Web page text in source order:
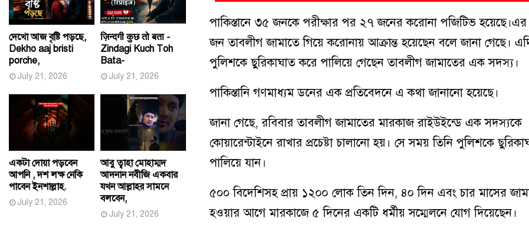
পাকিস্তানে ৩৫ জনকে পরীক্ষার পর ২৭ জনের করোনা পজিটিভ
জন তাবলীগ জামাতে গিয়ে করোনায় আক্রান্ত হয়েছেন বলে জানা গেছে।
পুলিশকে ছুরিকাঘাত করে পালিয়ে গেছেন তাবলীগ জামাতের এক সদস্য।
পাকিস্তানি গণমাধ্যম ডনের এক প্রতিবেদনে এ কথা জানানো হয়েছে।
জানা গেছে,রবিবার তাবলীগ জামাতের মারকাজ রাইউইন্ডে এক সদস্যকে
কোয়ারেন্টাইনে রাখার প্রচেষ্টা চালানো হয়। সে সময় তিনি পুলিশকে
পালিয়ে যান।
৫০০ বিদেশিসহ প্রায় ১২০০ লোক তিন দিন, ৪০ দিন এবং চার মাসের
হওয়ার আগে মারকাজে ৫ দিনের একটি ধর্মীয় সম্মেলনে যোগ দিয়েছেন।
দেখো আজ বৃষ্টি পড়ছে,
Dekho aaj bristi
porche,
July 21, 2026
ज़िन्दगी कुछ तो बता -
Zindagi Kuch Toh
Bata-
July 21, 2026
একটা দোয়া পড়বেন
আপনি , দশ লক্ষ নেকি
পাবেন ইনশাল্লাহ.
July 21, 2026
আবু ত্বাহা মোহাম্মদ
আদনান নবীজি একবার
যখন আল্লাহর সামনে
বলবেন,
July 21, 2026